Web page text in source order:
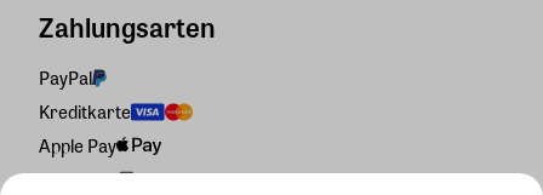
Zahlungsarten
PayPal
Kreditkarte
Apple Pay
Rechnung